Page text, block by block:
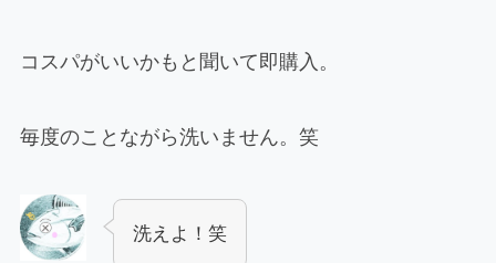
コスパがいいかもと聞いて即購入。
毎度のことながら洗いません。笑
洗えよ！笑